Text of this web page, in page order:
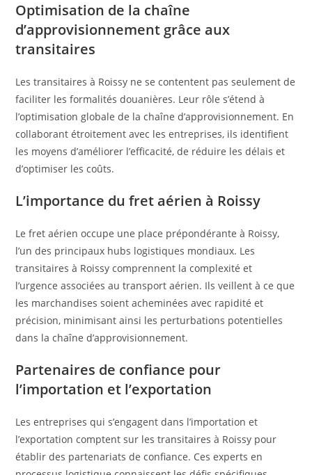
Optimisation de la chaîne
d’approvisionnement grâce aux
transitaires
Les transitaires à Roissy ne se contentent pas seulement de
faciliter les formalités douanières. Leur rôle s’étend à
l’optimisation globale de la chaîne d’approvisionnement. En
collaborant étroitement avec les entreprises, ils identifient
les moyens d’améliorer l’efficacité, de réduire les délais et
d’optimiser les coûts.
L’importance du fret aérien à Roissy
Le fret aérien occupe une place prépondérante à Roissy,
l’un des principaux hubs logistiques mondiaux. Les
transitaires à Roissy comprennent la complexité et
l’urgence associées au transport aérien. Ils veillent à ce que
les marchandises soient acheminées avec rapidité et
précision, minimisant ainsi les perturbations potentielles
dans la chaîne d’approvisionnement.
Partenaires de confiance pour
l’importation et l’exportation
Les entreprises qui s’engagent dans l’importation et
l’exportation comptent sur les transitaires à Roissy pour
établir des partenariats de confiance. Ces experts en